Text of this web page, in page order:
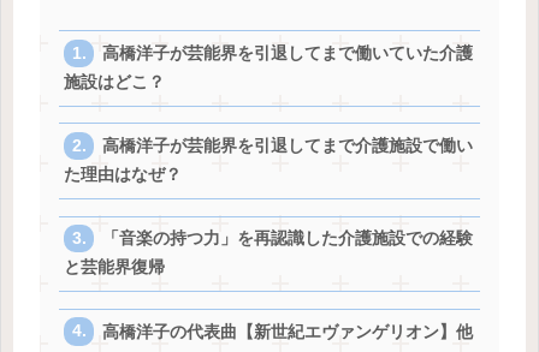
高橋洋子が芸能界を引退してまで働いていた介護
施設はどこ？
高橋洋子が芸能界を引退してまで介護施設で働い
た理由はなぜ？
「音楽の持つ力」を再認識した介護施設での経験
と芸能界復帰
高橋洋子の代表曲【新世紀エヴァンゲリオン】他